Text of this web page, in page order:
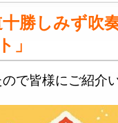
勝しみず吹
」
で皆様にご紹介